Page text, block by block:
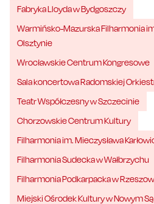
Fabryka Lloyda w Bydgoszczy
Warmińsko-Mazurska Filharmonia
Olsztynie
Wrocławskie Centrum Kongresowe
Sala koncertowa Radomskiej
Teatr Współczesny w Szczecinie
Chorzowskie Centrum Kultury
Filharmonia im. Mieczysława
Filharmonia Sudecka w Wałbrzychu
Filharmonia Podkarpacka w
Miejski Ośrodek Kultury w Nowym